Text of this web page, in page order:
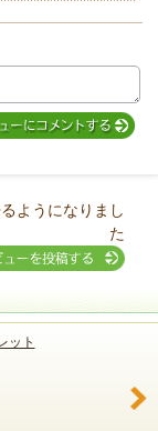
ようになりまし
た
ット